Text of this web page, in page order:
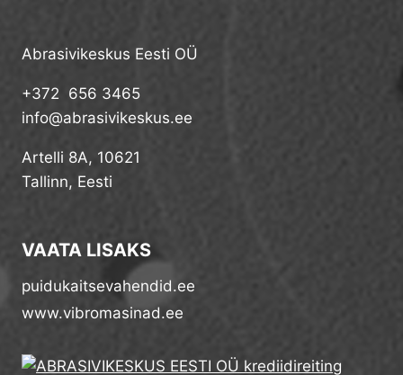
Abrasivikeskus Eesti OÜ
+372 656 3465
info@abrasivikeskus.ee
Artelli 8A, 10621
Tallinn, Eesti
VAATA LISAKS
puidukaitsevahendid.ee
www.vibromasinad.ee